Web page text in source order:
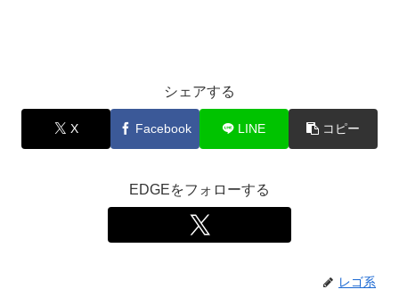
シェアする
X Facebook LINE コピー
EDGEをフォローする
レゴ系